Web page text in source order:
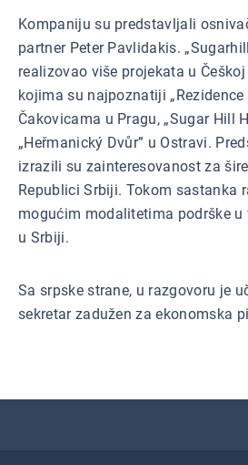
Kompaniju su predstavljali
partner Peter Pavlidakis.
realizovao više projekata u
kojima su najpoznatiji „Rezidence
Čakovicama u Pragu, „Sugar Hill
„Heřmanický Dvůr” u Ostravi.
izrazili su zainteresovanost za
Republici Srbiji. Tokom sastanka
mogućim modalitetima podrške u
u Srbiji.
Sa srpske strane, u razgovoru je
sekretar zadužen za ekonomska